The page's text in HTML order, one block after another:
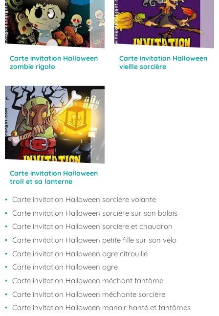
Carte invitation Halloween
zombie rigolo
Carte invitation Halloween
vieille sorcière
Carte invitation Halloween
troll et sa lanterne
Carte invitation Halloween sorcière volante
Carte invitation Halloween sorcière sur son balais
Carte invitation Halloween sorcière et chaudron
Carte invitation Halloween petite fille sur son vélo
Carte invitation Halloween ogre citrouille
Carte invitation Halloween ogre
Carte invitation Halloween méchant fantôme
Carte invitation Halloween méchante sorcière
Carte invitation Halloween manoir hanté et fantômes